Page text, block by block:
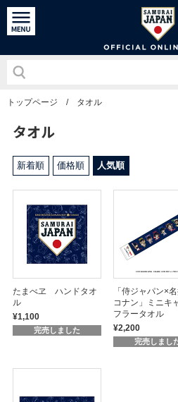
トップページ / タオル
タオル
新着順 価格順 人気順
たまべヱ ハンドタオ
ル
¥1,100
完売しました
「侍ジャパン×
コナン」ミニキ
フラータオル
¥2,200
完売しまし